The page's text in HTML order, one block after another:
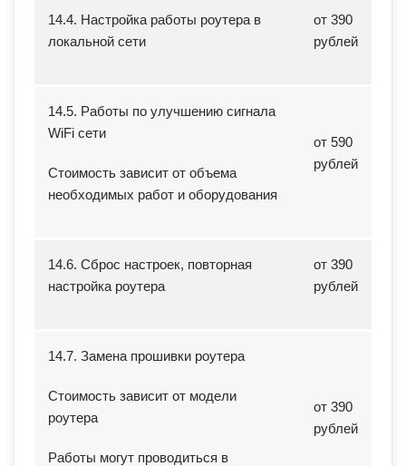
14.4. Настройка работы роутера в
локальной сети
от 390
рублей
14.5. Работы по улучшению сигнала
WiFi сети
Стоимость зависит от объема
необходимых работ и оборудования
от 590
рублей
14.6. Сброс настроек, повторная
настройка роутера
от 390
рублей
14.7. Замена прошивки роутера
Стоимость зависит от модели
роутера
Работы могут проводиться в
от 390
рублей